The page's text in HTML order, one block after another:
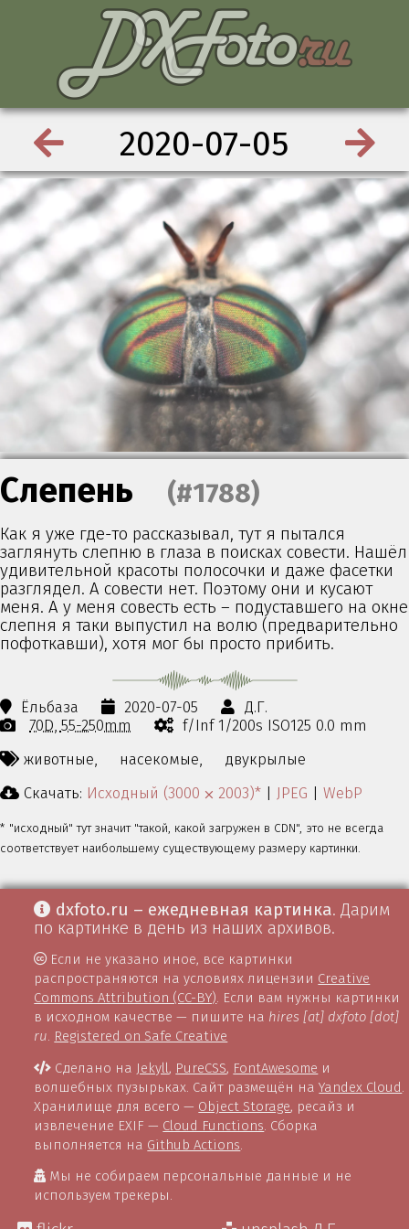
2020-07-05
Слепень (#1788)
Как я уже где-то рассказывал, тут я пытался
заглянуть слепню в глаза в поисках совести. Нашёл
удивительной красоты полосочки и даже фасетки
разглядел. А совести нет. Поэтому они и кусают
меня. А у меня совесть есть – подуставшего на окне
слепня я таки выпустил на волю (предварительно
пофоткавши), хотя мог бы просто прибить.
Ёльбаза 2020-07-05
Д.Г.
70D 55-250mm
f/Inf 1/200s ISO125 0.0 mm
животные,
насекомые,
двукрылые
Скачать: Исходный (3000 ⨉ 2003)* | JPEG | WebP
* "исходный" тут значит "такой, какой загружен в CDN", это не всегда
соответствует наибольшему существующему размеру картинки.
dxfoto.ru – ежедневная картинка. Дарим
по картинке в день из наших архивов.
Если не указано иное, все картинки
распространяются на условиях лицензии Creative
Commons Attribution (CC-BY). Если вам нужны картинки
в исходном качестве — пишите на hires [at] dxfoto [dot]
ru. Registered on Safe Creative
Сделано на Jekyll, PureCSS, FontAwesome и
волшебных пузырьках. Сайт размещён наYandex Cloud
Хранилище для всего — Object Storage, ресайз и
извлечение EXIF — Cloud Functions . Сборка
выполняется на Github Actions
Мы не собираем персональные данные и не
используем трекеры.